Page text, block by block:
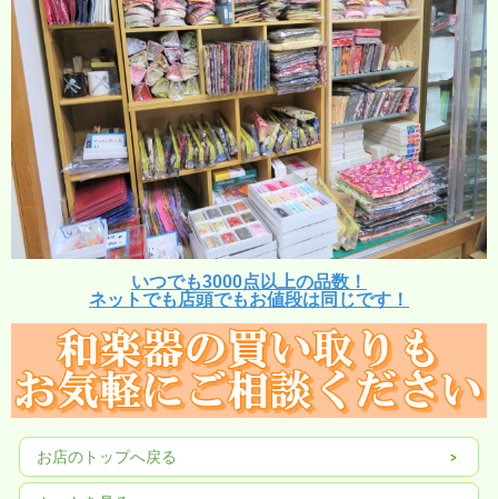
いつでも3000点以上の品数！
ネットでも店頭でもお値段は同じです！
お店のトップへ戻る